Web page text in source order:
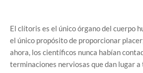
El clítoris es el único órgano del cuerpo
el único propósito de proporcionar
ahora, los científicos nunca habían
terminaciones nerviosas que dan lugar a